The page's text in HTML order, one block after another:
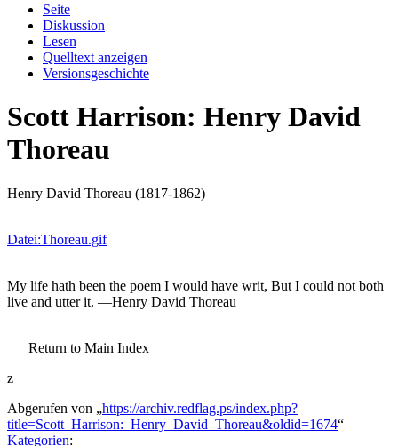
Seite
Diskussion
Lesen
Quelltext anzeigen
Versionsgeschichte
Scott Harrison: Henry David
Thoreau
Henry David Thoreau (1817-1862)
Datei:Thoreau.gif
My life hath been the poem I would have writ, But I could not both
live and utter it. —Henry David Thoreau
Return to Main Index
z
Abgerufen von „https://archiv.redflag.ps/index.php?
title=Scott_Harrison:_Henry_David_Thoreau&oldid=1674“
Kategorien: